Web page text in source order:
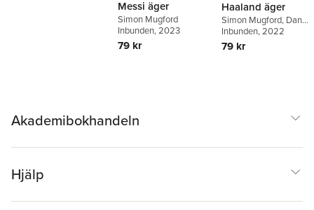
Messi äger
Simon Mugford
Inbunden, 2023
79 kr
Haaland äger
Simon Mugford, Dan
Green
Inbunden, 2022
79 kr
Akademibokhandeln
Hjälp